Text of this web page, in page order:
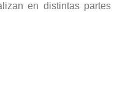
en distintas partes